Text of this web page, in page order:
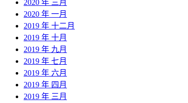
2020 年 三月
2020 年 一月
2019 年 十二月
2019 年 十月
2019 年 九月
2019 年 七月
2019 年 六月
2019 年 四月
2019 年 三月